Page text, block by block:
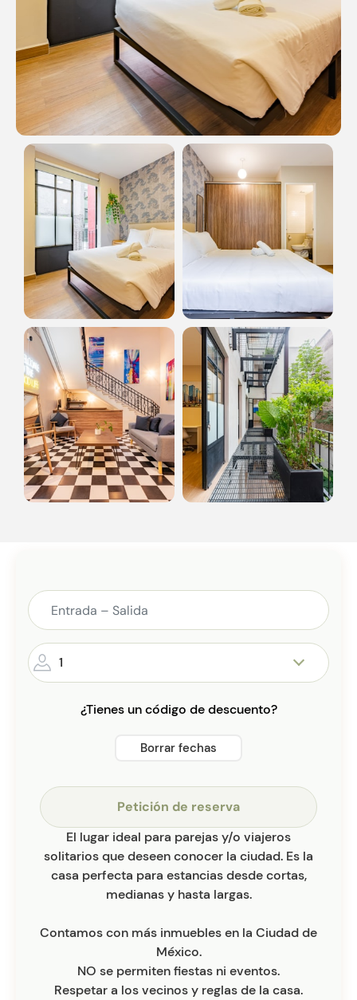
1
¿Tienes un código de descuento?
Borrar fechas
Petición de reserva
El lugar ideal para parejas y/o viajeros
solitarios que deseen conocer la ciudad. Es la
casa perfecta para estancias desde cortas,
medianas y hasta largas.
Contamos con más inmuebles en la Ciudad de
México.
NO se permiten fiestas ni eventos.
Respetar a los vecinos y reglas de la casa.